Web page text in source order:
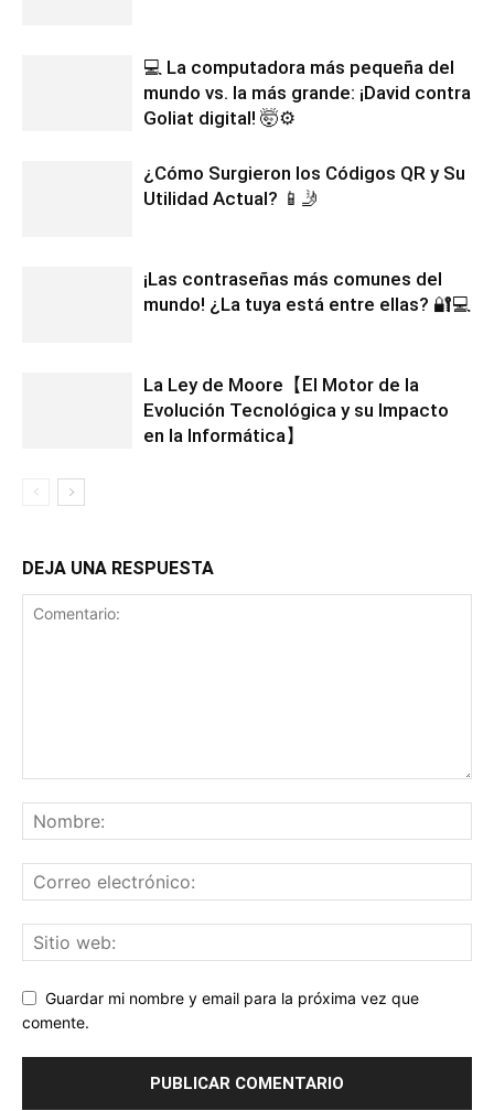
💻 La computadora más pequeña del
mundo vs. la más grande: ¡David contra
Goliat digital! 🤯⚙️
¿Cómo Surgieron los Códigos QR y Su
Utilidad Actual? 📱🤳
¡Las contraseñas más comunes del
mundo! ¿La tuya está entre ellas? 🔐💻
La Ley de Moore【El Motor de la
Evolución Tecnológica y su Impacto
en la Informática】
DEJA UNA RESPUESTA
Guardar mi nombre y email para la próxima vez que
comente.